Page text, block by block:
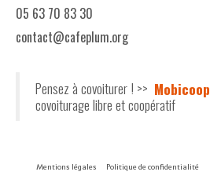
05 63 70 83 30
contact@cafeplum.org
Pensez à covoiturer ! >> Mobicoop
covoiturage libre et coopératif
Mentions légales Politique de confidentialité